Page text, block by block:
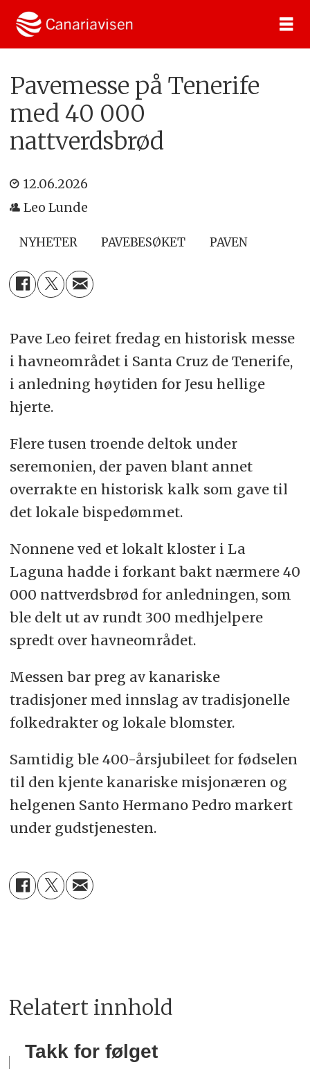
Pavemesse på Tenerife
med 40 000
nattverdsbrød
12.06.2026
Leo Lunde
NYHETER PAVEBESØKET PAVEN
Pave Leo feiret fredag en historisk messe
i havneområdet i Santa Cruz de Tenerife,
i anledning høytiden for Jesu hellige
hjerte.
Flere tusen troende deltok under
seremonien, der paven blant annet
overrakte en historisk kalk som gave til
det lokale bispedømmet.
Nonnene ved et lokalt kloster i La
Laguna hadde i forkant bakt nærmere 40
000 nattverdsbrød for anledningen, som
ble delt ut av rundt 300 medhjelpere
spredt over havneområdet.
Messen bar preg av kanariske
tradisjoner med innslag av tradisjonelle
folkedrakter og lokale blomster.
Samtidig ble 400-årsjubileet for fødselen
til den kjente kanariske misjonæren og
helgenen Santo Hermano Pedro markert
under gudstjenesten.
Relatert innhold
Takk for følget